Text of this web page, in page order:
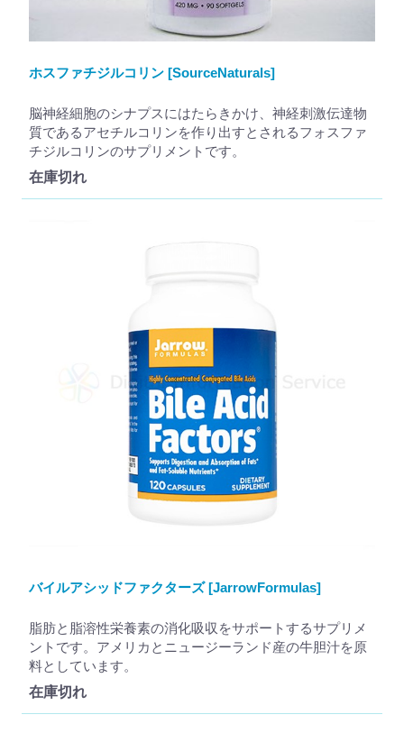
ホスファチジルコリン [SourceNaturals]
脳神経細胞のシナプスにはたらきかけ、神経刺激伝達物
質であるアセチルコリンを作り出すとされるフォスファ
チジルコリンのサプリメントです。
在庫切れ
バイルアシッドファクターズ [JarrowFormulas]
脂肪と脂溶性栄養素の消化吸収をサポートするサプリメ
ントです。アメリカとニュージーランド産の牛胆汁を原
料としています。
在庫切れ